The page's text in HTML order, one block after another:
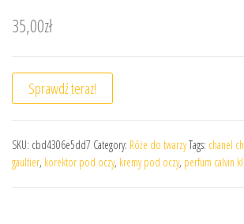
35,00zł
Sprawdź teraz!
SKU: cbd4306e5dd7 Category: Róże do twarzyTags: chanel
gaultier, korektor pod oczy, kremy pod oczy, perfum calvin